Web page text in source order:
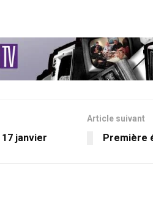
janvier
Article suivant
Première